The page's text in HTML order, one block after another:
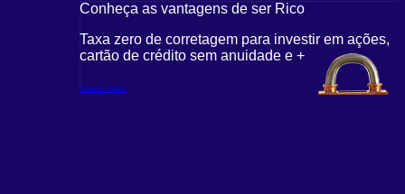
Conheça as vantagens de ser Rico
Taxa zero de corretagem para investir em ações,
cartão de crédito sem anuidade e +
Saiba mais